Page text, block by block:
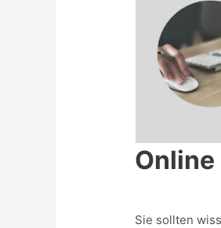
Sie sollten